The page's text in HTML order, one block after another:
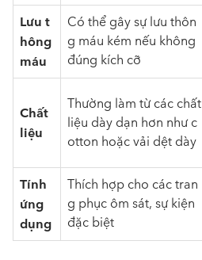
Lưu t
hông
máu
Có thể gây sự lưu thôn
g máu kém nếu không
đúng kích cỡ
Chất
liệu
Thường làm từ các chất
liệu dày dạn hơn như c
otton hoặc vải dệt dày
Tính
ứng
dụng
Thích hợp cho các tran
g phục ôm sát, sự kiện
đặc biệt